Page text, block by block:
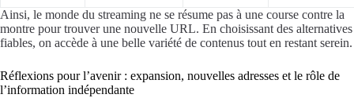
Ainsi, le monde du streaming ne se résume pas à une course contre la
montre pour trouver une nouvelle URL. En choisissant des alternatives
fiables, on accède à une belle variété de contenus tout en restant serein.
Réflexions pour l’avenir : expansion, nouvelles adresses et le rôle de
l’information indépendante